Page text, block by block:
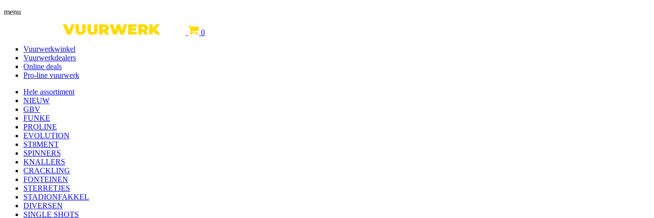
menu
0
Vuurwerkwinkel
Vuurwerkdealers
Online deals
Pro-line vuurwerk
Hele assortiment
NIEUW
GBV
FUNKE
PROLINE
EVOLUTION
ST8MENT
SPINNERS
KNALLERS
CRACKLING
FONTEINEN
STERRETJES
STADIONFAKKEL
DIVERSEN
SINGLE SHOTS